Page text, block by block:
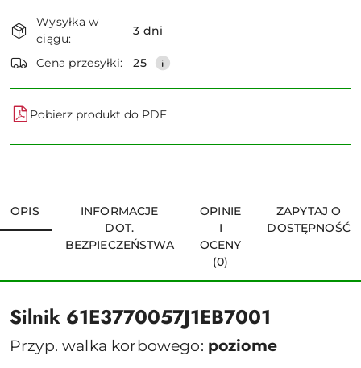
i
dostawa
Wysyłka w
ciągu:
3 dni
Cena przesyłki: 25
Pobierz produkt do PDF
OPIS
INFORMACJE
DOT.
BEZPIECZEŃSTWA
OPINIE
I
OCENY
(0)
ZAPYTAJ O
DOSTĘPNOŚĆ
Silnik 61E3770057J1EB7001
Przyp. walka korbowego: poziome